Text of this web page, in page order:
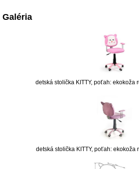
Galéria
detská stolička KITTY, poťah: ekokoža
detská stolička KITTY, poťah: ekokoža